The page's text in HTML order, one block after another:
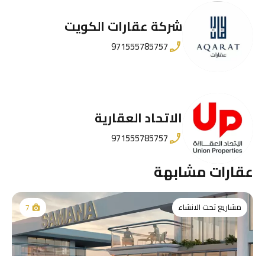
شركة عقارات الكويت
971555785757
الاتحاد العقارية
971555785757
عقارات مشابهة
مشاريع تحت الانشاء 7